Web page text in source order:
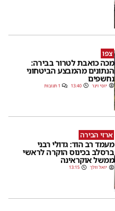
צפו
מכה כואבת לטרור בבירה:
הנתונים מהמבצע הביטחוני
נחשפים
יוסי וינר 13:40 1 תגובות
ארזי הבירה
מעמד רב הוד: גדולי רבני
ברסלב בכינוס הוקרה לראשי
ממשל אוקראינה
יואל וולך 13:15